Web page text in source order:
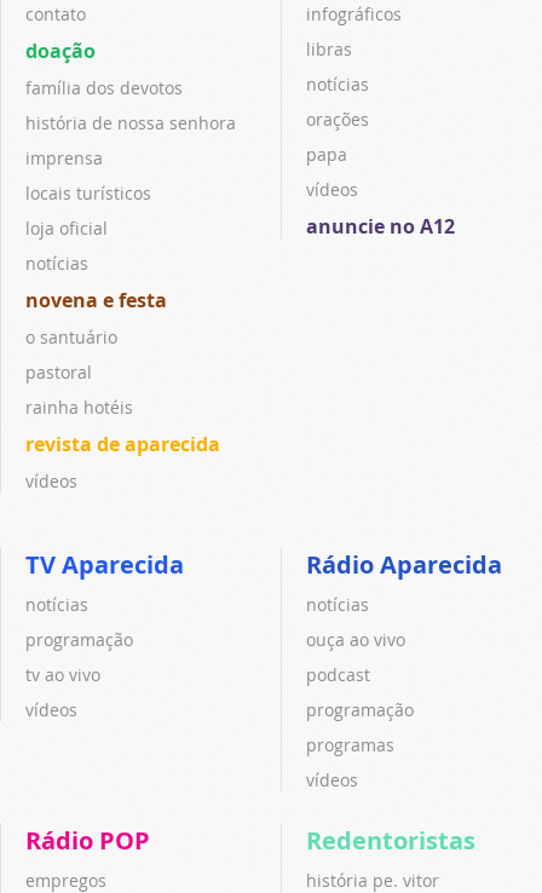
contato
doação
família dos devotos
história de nossa senhora
imprensa
locais turísticos
loja oficial
notícias
novena e festa
o santuário
pastoral
rainha hotéis
revista de aparecida
vídeos
infográficos
libras
notícias
orações
papa
vídeos
anuncie no A12
TV Aparecida
notícias
programação
tv ao vivo
vídeos
Rádio Aparecida
notícias
ouça ao vivo
podcast
programação
programas
vídeos
Rádio POP
empregos
Redentoristas
história pe. vitor